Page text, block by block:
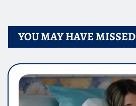
YOU MAY HAVE MISSED